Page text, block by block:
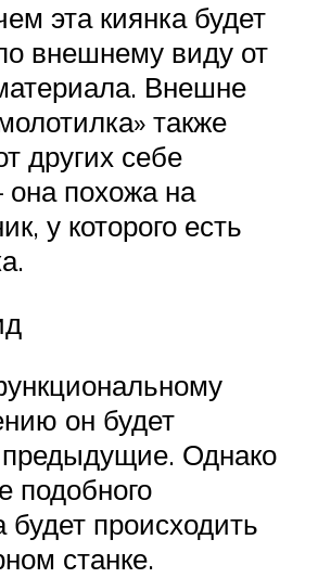
эта киянка будет
внешнему виду от
Внешне
также
других себе
похожа на
у которого есть
он будет
Однако
подобного
будет происходить
станке.